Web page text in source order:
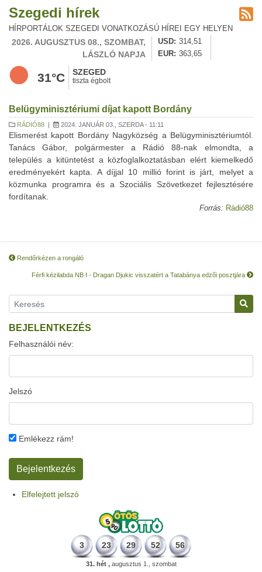
Szegedi hírek
HÍRPORTÁLOK SZEGEDI VONATKOZÁSÚ HÍREI EGY HELYEN
2026. AUGUSZTUS 08., SZOMBAT,
LÁSZLÓ NAPJA
USD
314,51
EUR
363,65
31°C SZEGED
tiszta égbolt
Belügyminisztériumi díjat kapott Bordány
RÁDIÓ88 | 2024. JANUÁR 03., SZERDA - 11:11
Elismerést kapott Bordány Nagyközség a Belügyminisztériumtól.
Tanács Gábor, polgármester a Rádió 88-nak elmondta, a
település a kitüntetést a közfoglalkoztatásban elért kiemelkedő
eredményekért kapta. A díjjal 10 millió forint is járt, melyet a
közmunka programra és a Szociális Szövetkezet fejlesztésére
fordítanak.
Forrás: Rádió88
Rendőrkézen a rongáló
Férfi kézilabda NB I - Dragan Djukic visszatért a Tatabánya edzői posztjára
BEJELENTKEZÉS
Felhasználói név:
Jelszó
Emlékezz rám!
Elfelejtett jelszó
3 23 29 52 56
31. hét ,augusztus 1., szombat